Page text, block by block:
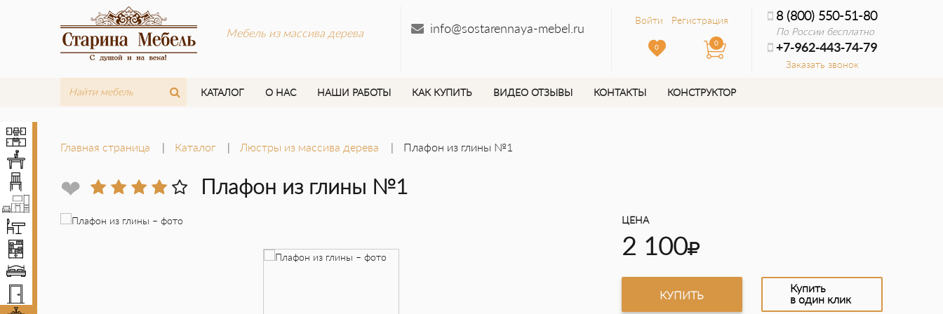
Мебель из массива дерева info@sostarennaya-mebel.ru
Войти Регистрация
0 0
8 (800) 550-51-80
По России бесплатно
+7-962-443-74-79
Заказать звонок
КАТАЛОГ О НАС НАШИ РАБОТЫ КАК КУПИТЬ ВИДЕО ОТЗЫВЫ КОНТАКТЫ КОНСТРУКТОР
Стулья
Комплекты мебели
Главная страница Каталог Люстры из массива дерева Плафон из глины №1
❤ Плафон из глины №1
ЦЕНА
2 100
КУПИТЬ
Купить
в один клик